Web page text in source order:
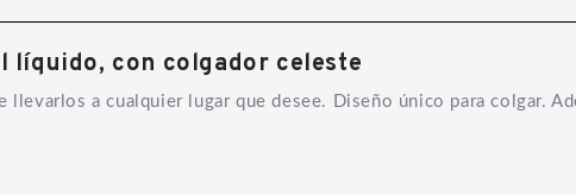
líquido, con colgador celeste
llevarlos a cualquier lugar que desee. Diseño único para colgar.